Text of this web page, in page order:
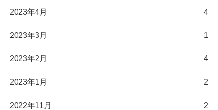
2023年4月 4
2023年3月 1
2023年2月 4
2023年1月 2
2022年11月 2